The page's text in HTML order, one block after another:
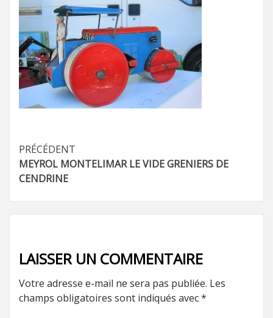
Navigation
d’article
PRÉCÉDENT
MEYROL MONTELIMAR LE VIDE GRENIERS DE
CENDRINE
LAISSER UN COMMENTAIRE
Votre adresse e-mail ne sera pas publiée. Les
champs obligatoires sont indiqués avec*